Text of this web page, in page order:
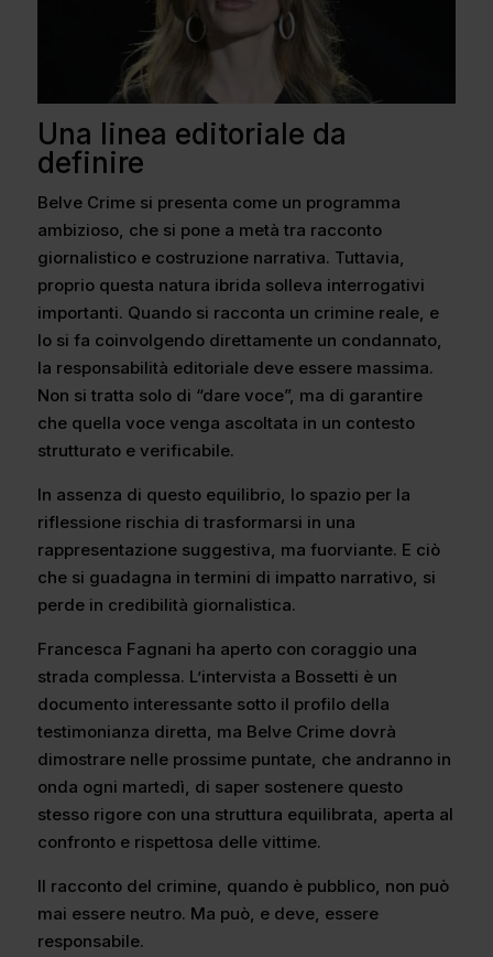
Una linea editoriale da
definire
Belve Crime si presenta come un programma
ambizioso, che si pone a metà tra racconto
giornalistico e costruzione narrativa. Tuttavia,
proprio questa natura ibrida solleva interrogativi
importanti. Quando si racconta un crimine reale, e
lo si fa coinvolgendo direttamente un condannato,
la responsabilità editoriale deve essere massima.
Non si tratta solo di “dare voce”, ma di garantire
che quella voce venga ascoltata in un contesto
strutturato e verificabile.
In assenza di questo equilibrio, lo spazio per la
riflessione rischia di trasformarsi in una
rappresentazione suggestiva, ma fuorviante. E ciò
che si guadagna in termini di impatto narrativo, si
perde in credibilità giornalistica.
Francesca Fagnani ha aperto con coraggio una
strada complessa. L’intervista a Bossetti è un
documento interessante sotto il profilo della
testimonianza diretta, ma Belve Crime dovrà
dimostrare nelle prossime puntate, che andranno in
onda ogni martedì, di saper sostenere questo
stesso rigore con una struttura equilibrata, aperta al
confronto e rispettosa delle vittime.
Il racconto del crimine, quando è pubblico, non può
mai essere neutro. Ma può, e deve, essere
responsabile.